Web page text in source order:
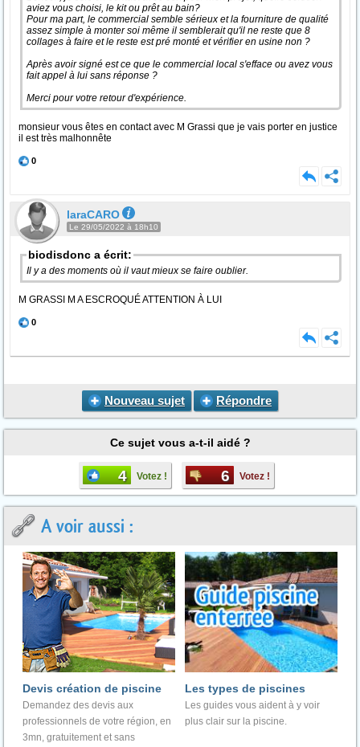
aviez vous choisi, le kit ou prêt au bain?
Pour ma part, le commercial semble sérieux et la fourniture de qualité
assez simple à monter soi même il semblerait qu'il ne reste que 8
collages à faire et le reste est pré monté et vérifier en usine non ?
Après avoir signé est ce que le commercial local s'efface ou avez vous
fait appel à lui sans réponse ?
Merci pour votre retour d'expérience.
monsieur vous êtes en contact avec M Grassi que je vais porter en justice
il est très malhonnête
0
laraCARO
Le 29/05/2022 à 18h10
biodisdonc a écrit:
Il y a des moments où il vaut mieux se faire oublier.
M GRASSI M A ESCROQUÉ ATTENTION À LUI
0
Nouveau sujet Répondre
Ce sujet vous a-t-il aidé ?
4 Votez ! 6 Votez !
A voir aussi :
Devis création de piscine
Demandez des devis aux
professionnels de votre région, en
3mn, gratuitement et sans
Les types de piscines
Les guides vous aident à y voir
plus clair sur la piscine.